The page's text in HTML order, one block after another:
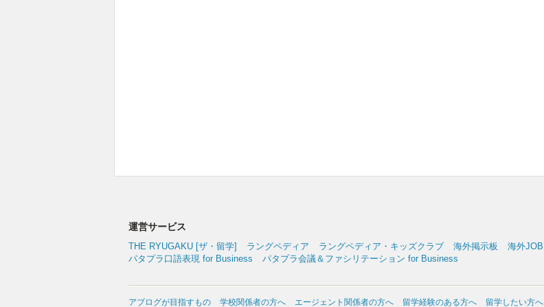
運営サービス
THE RYUGAKU [ザ・留学] ラングペディア ラングペディア・キッズクラブ 海外掲示板 海外JOB
パタプラ口語表現 for Business
パタプラ会議＆ファシリテーション for Business
アブログが目指すもの 学校関係者の方へ エージェント関係者の方へ 留学経験のある方へ 留学したい方へ